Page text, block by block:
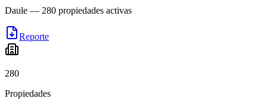
Daule — 280 propiedades activas
Reporte
280
Propiedades